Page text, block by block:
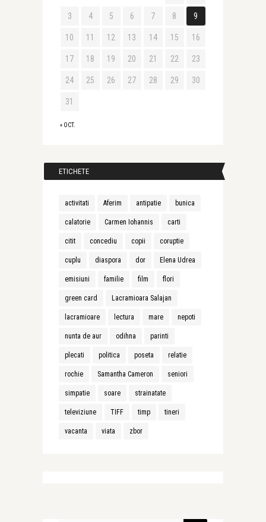
« OCT.
3 4 5 6 7 8 9
10 11 12 13 14 15 16
17 18 19 20 21 22 23
24 25 26 27 28 29 30
31
ETICHETE
activitati Aferim antipatie bunica
calatorie Carmen Iohannis carti
citit concediu copii coruptie
cuplu diaspora dor Elena Udrea
emisiuni familie film flori
green card Lacramioara Salajan
lacramioare lectura mare nepoti
nunta de aur odihna parinti
plecati politica poseta relatie
rochie Samantha Cameron seniori
simpatie soare strainatate
televiziune TIFF timp tineri
vacanta viata zbor